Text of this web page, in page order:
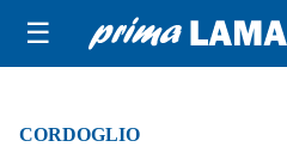
☰
CORDOGLIO